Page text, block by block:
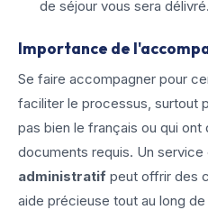
de séjour vous sera délivré.
Importance de
Se faire accompagner pour
faciliter le processus, surtout
pas bien le français ou qui ont
documents requis. Un service
administratif peut offrir des
aide précieuse tout au long